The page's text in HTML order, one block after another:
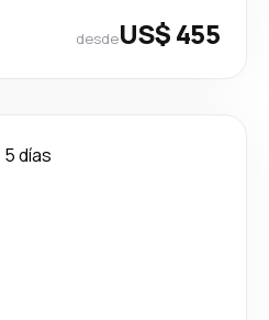
desdeUS$ 455
5 días